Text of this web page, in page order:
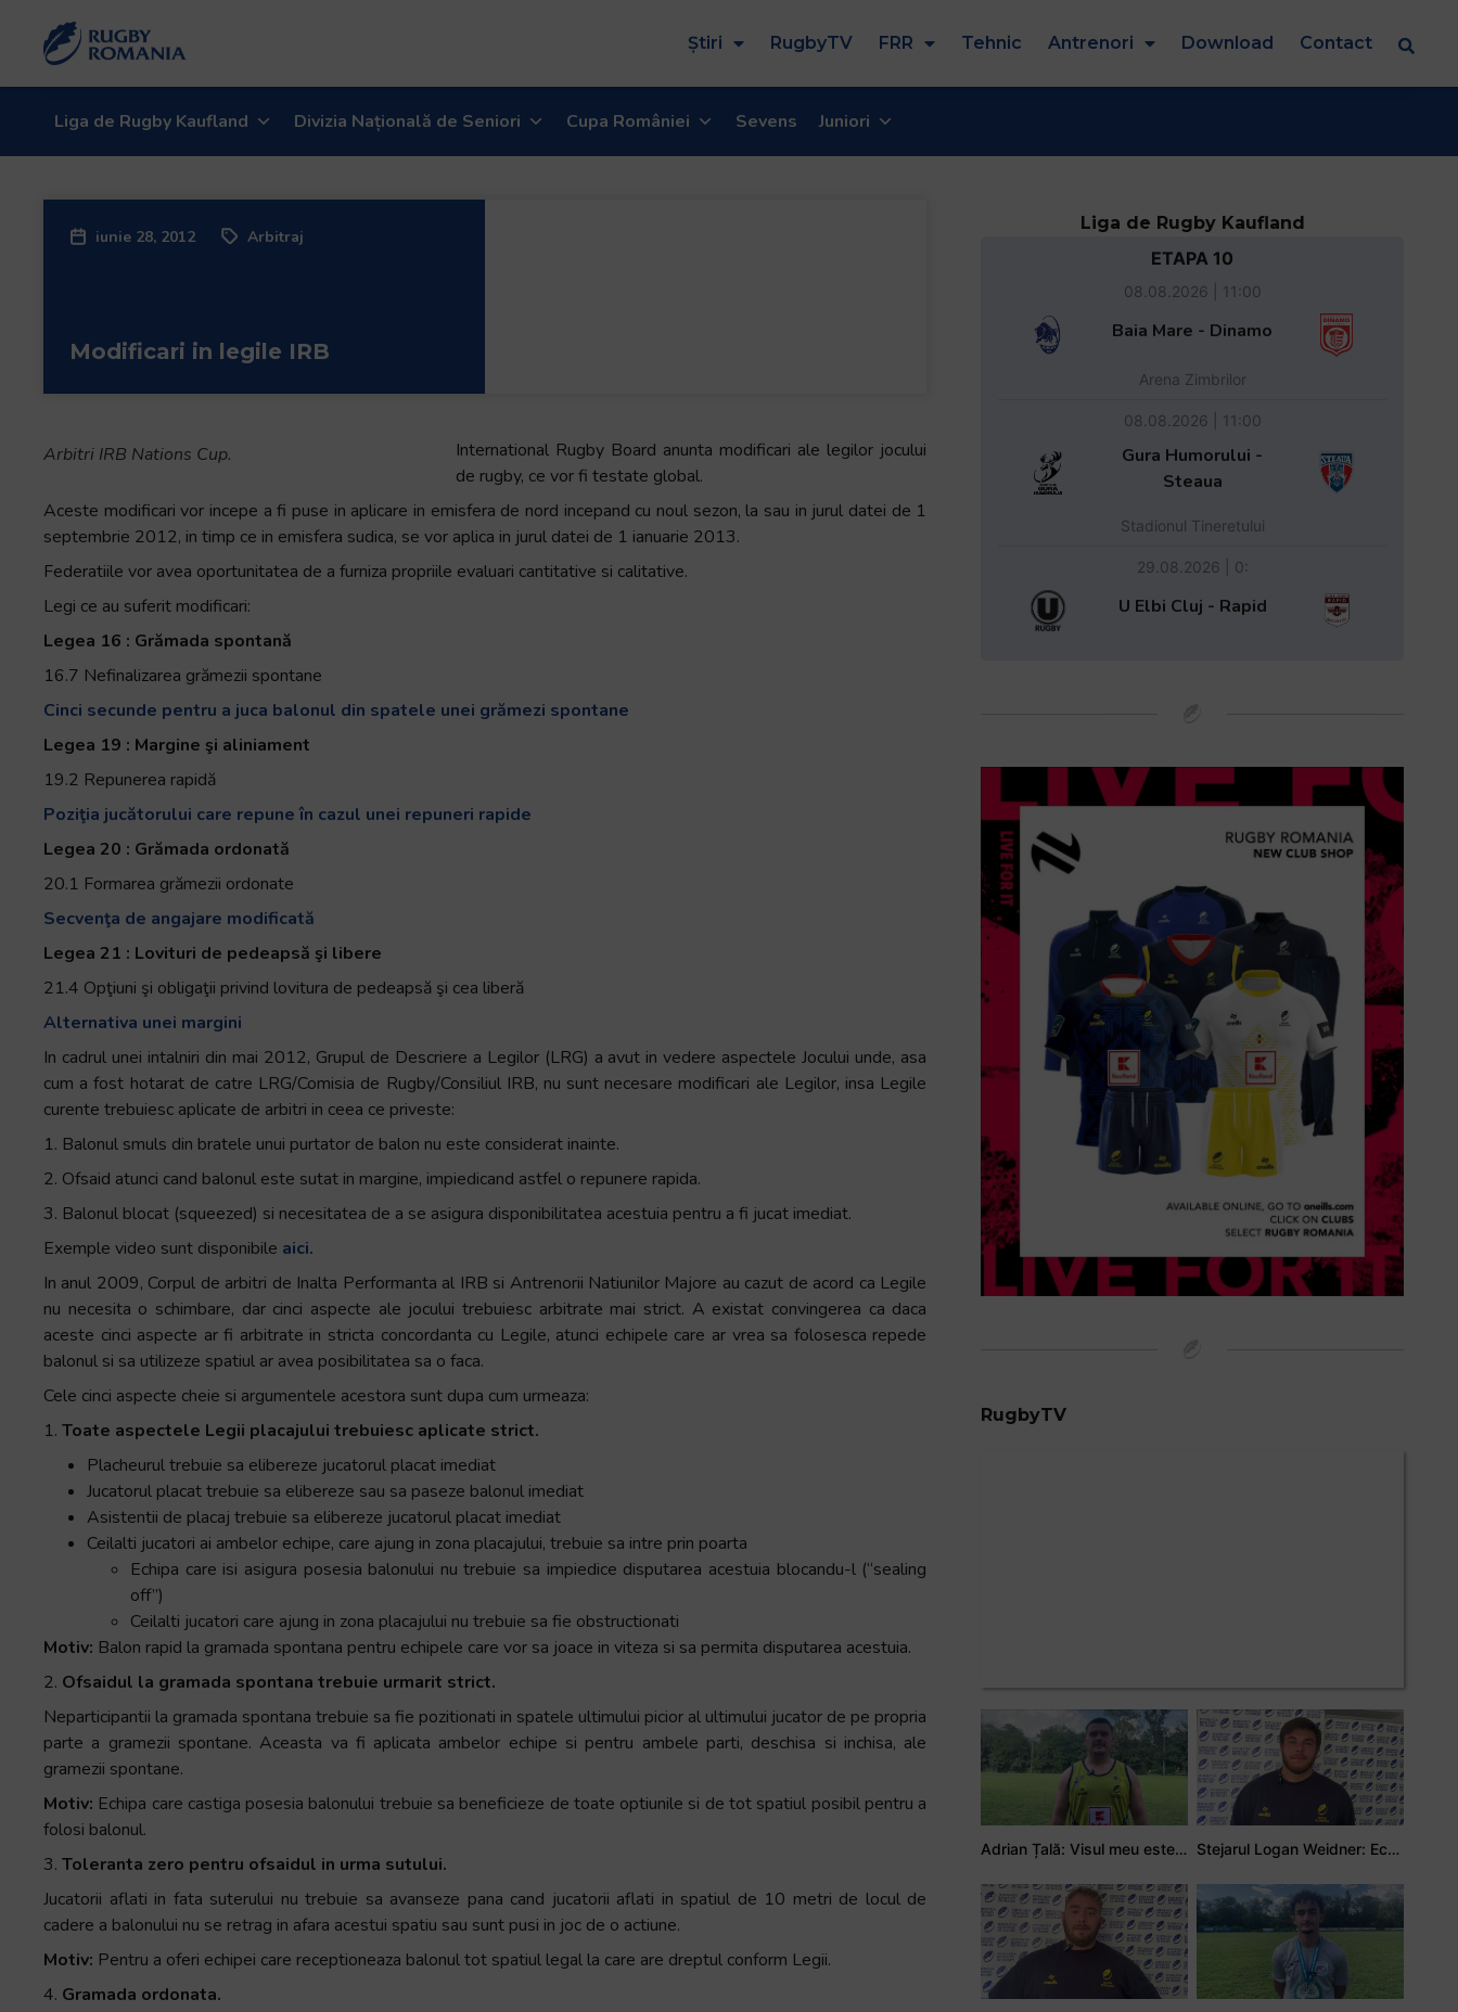
Știri RugbyTV FRR Tehnic Antrenori Download Contact
Liga de Rugby Kaufland Divizia Națională de Seniori Cupa României Sevens Juniori
iunie 28, 2012 Arbitraj
Modificari in legile IRB
Arbitri IRB Nations Cup.
International Rugby Board anunta modificari ale legilor jocului
de rugby, ce vor fi testate global.
Aceste modificari vor incepe a fi puse in aplicare in emisfera de nord incepand cu noul sezon, la sau in jurul datei de 1
septembrie 2012, in timp ce in emisfera sudica, se vor aplica in jurul datei de 1 ianuarie 2013.
Federatiile vor avea oportunitatea de a furniza propriile evaluari cantitative si calitative.
Legi ce au suferit modificari:
Legea 16 : Grămada spontană
16.7 Nefinalizarea grămezii spontane
Cinci secunde pentru a juca balonul din spatele unei grămezi spontane
Legea 19 : Margine şi aliniament
19.2 Repunerea rapidă
Poziţia jucătorului care repune în cazul unei repuneri rapide
Legea 20 : Grămada ordonată
20.1 Formarea grămezii ordonate
Secvenţa de angajare modificată
Legea 21 : Lovituri de pedeapsă şi libere
21.4 Opţiuni şi obligaţii privind lovitura de pedeapsă şi cea liberă
Alternativa unei margini
In cadrul unei intalniri din mai 2012, Grupul de Descriere a Legilor (LRG) a avut in vedere aspectele Jocului unde, asa
cum a fost hotarat de catre LRG/Comisia de Rugby/Consiliul IRB, nu sunt necesare modificari ale Legilor, insa Legile
curente trebuiesc aplicate de arbitri in ceea ce priveste:
1. Balonul smuls din bratele unui purtator de balon nu este considerat inainte.
2. Ofsaid atunci cand balonul este sutat in margine, impiedicand astfel o repunere rapida.
3. Balonul blocat (squeezed) si necesitatea de a se asigura disponibilitatea acestuia pentru a fi jucat imediat.
Exemple video sunt disponibile aici.
In anul 2009, Corpul de arbitri de Inalta Performanta al IRB si Antrenorii Natiunilor Majore au cazut de acord ca Legile
nu necesita o schimbare, dar cinci aspecte ale jocului trebuiesc arbitrate mai strict. A existat convingerea ca daca
aceste cinci aspecte ar fi arbitrate in stricta concordanta cu Legile, atunci echipele care ar vrea sa folosesca repede
balonul si sa utilizeze spatiul ar avea posibilitatea sa o faca.
Cele cinci aspecte cheie si argumentele acestora sunt dupa cum urmeaza:
1. Toate aspectele Legii placajului trebuiesc aplicate strict.
Placheurul trebuie sa elibereze jucatorul placat imediat
Jucatorul placat trebuie sa elibereze sau sa paseze balonul imediat
Asistentii de placaj trebuie sa elibereze jucatorul placat imediat
Ceilalti jucatori ai ambelor echipe, care ajung in zona placajului, trebuie sa intre prin poarta
Echipa care isi asigura posesia balonului nu trebuie sa impiedice disputarea acestuia blocandu-l (“sealing
off”)
Ceilalti jucatori care ajung in zona placajului nu trebuie sa fie obstructionati
Motiv: Balon rapid la gramada spontana pentru echipele care vor sa joace in viteza si sa permita disputarea acestuia.
2. Ofsaidul la gramada spontana trebuie urmarit strict.
Neparticipantii la gramada spontana trebuie sa fie pozitionati in spatele ultimului picior al ultimului jucator de pe propria
parte a gramezii spontane. Aceasta va fi aplicata ambelor echipe si pentru ambele parti, deschisa si inchisa, ale
gramezii spontane.
Motiv: Echipa care castiga posesia balonului trebuie sa beneficieze de toate optiunile si de tot spatiul posibil pentru a
folosi balonul.
3. Toleranta zero pentru ofsaidul in urma sutului.
Jucatorii aflati in fata suterului nu trebuie sa avanseze pana cand jucatorii aflati in spatiul de 10 metri de locul de
cadere a balonului nu se retrag in afara acestui spatiu sau sunt pusi in joc de o actiune.
Motiv: Pentru a oferi echipei care receptioneaza balonul tot spatiul legal la care are dreptul conform Legii.
4. Gramada ordonata.
Liga de Rugby Kaufland
ETAPA 10
08.08.2026 | 11:00
Baia Mare - Dinamo
Arena Zimbrilor
08.08.2026 | 11:00
Gura Humorului -
Steaua
Stadionul Tineretului
29.08.2026 | 0:
U Elbi Cluj - Rapid
RugbyTV
Adrian Țală: Visul meu este să debutez pentru România Stejarul Logan Weidner: Echipa a muncit mult, iar asta se va vedea în meciurile de la Nations Cup